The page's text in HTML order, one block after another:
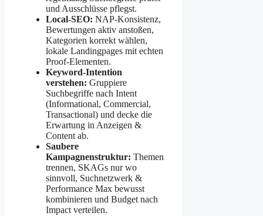
und Ausschlüsse pflegst.
Local-SEO: NAP-Konsistenz,
Bewertungen aktiv anstoßen,
Kategorien korrekt wählen,
lokale Landingpages mit echten
Proof-Elementen.
Keyword-Intention
verstehen: Gruppiere
Suchbegriffe nach Intent
(Informational, Commercial,
Transactional) und decke die
Erwartung in Anzeigen &
Content ab.
Saubere
Kampagnenstruktur: Themen
trennen, SKAGs nur wo
sinnvoll, Suchnetzwerk &
Performance Max bewusst
kombinieren und Budget nach
Impact verteilen.